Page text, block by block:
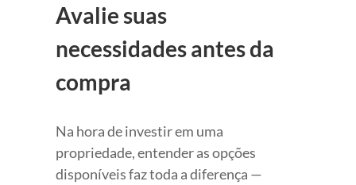
Avalie suas
necessidades antes da
compra
Na hora de investir em uma
propriedade, entender as opções
disponíveis faz toda a diferença —